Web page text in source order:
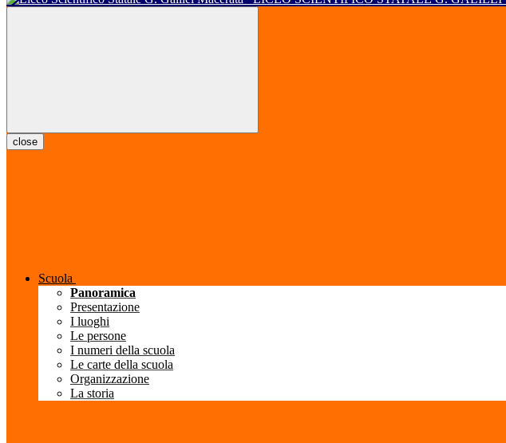
close
Scuola
Panoramica
Presentazione
I luoghi
Le persone
I numeri della scuola
Le carte della scuola
Organizzazione
La storia